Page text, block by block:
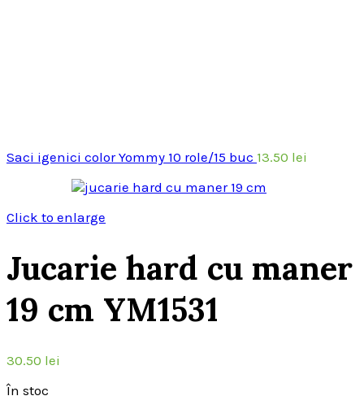
Saci igenici color Yommy 10 role/15 buc 13.50 lei
Click to enlarge
Jucarie hard cu maner
19 cm YM1531
30.50 lei
În stoc